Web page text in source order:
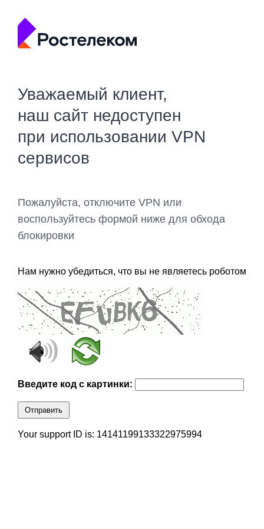
Уважаемый клиент,
наш сайт недоступен
при использовании VPN
сервисов
Пожалуйста, отключите VPN или
воспользуйтесь формой ниже для обхода
блокировки
Нам нужно убедиться, что вы не являетесь роботом
Введите код с картинки:
Отправить
Your support ID is: 14141199133322975994